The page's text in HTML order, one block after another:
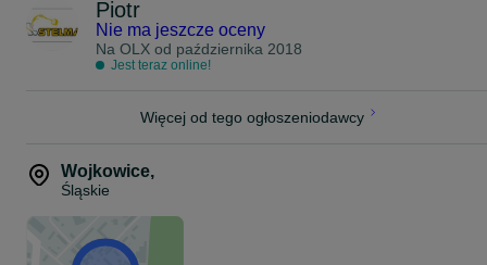
Piotr
Nie ma jeszcze oceny
Na OLX od października 2018
Jest teraz online!
Więcej od tego ogłoszeniodawcy
Wojkowice,
Śląskie